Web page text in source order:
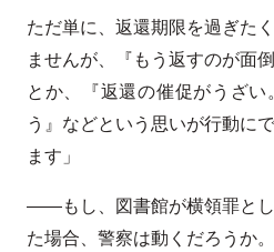
ただ単に、返還期限を過ぎた
ませんが、『もう返すのが面
とか、『返還の催促がうざ
う』などという思いが行動に
ます」
――もし、図書館が横領罪と
た場合、警察は動くだろうか。